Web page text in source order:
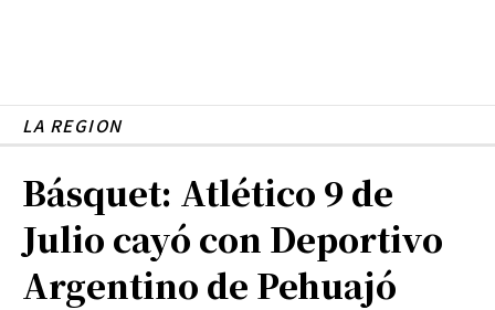
LA REGION
Básquet: Atlético 9 de
Julio cayó con Deportivo
Argentino de Pehuajó